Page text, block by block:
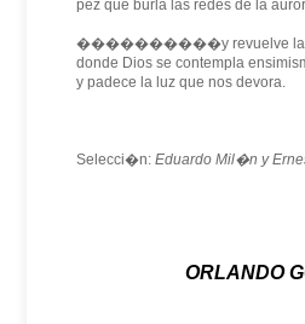
pez que burla las redes de la
����������y revuelve las
donde Dios se contempla
y padece la luz que nos devora.
Selecci�n: Eduardo Mil�n y
ORLANDO